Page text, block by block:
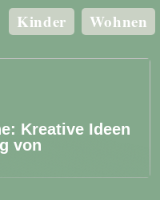
Kinder Wohnen
Kreative Ideen
von